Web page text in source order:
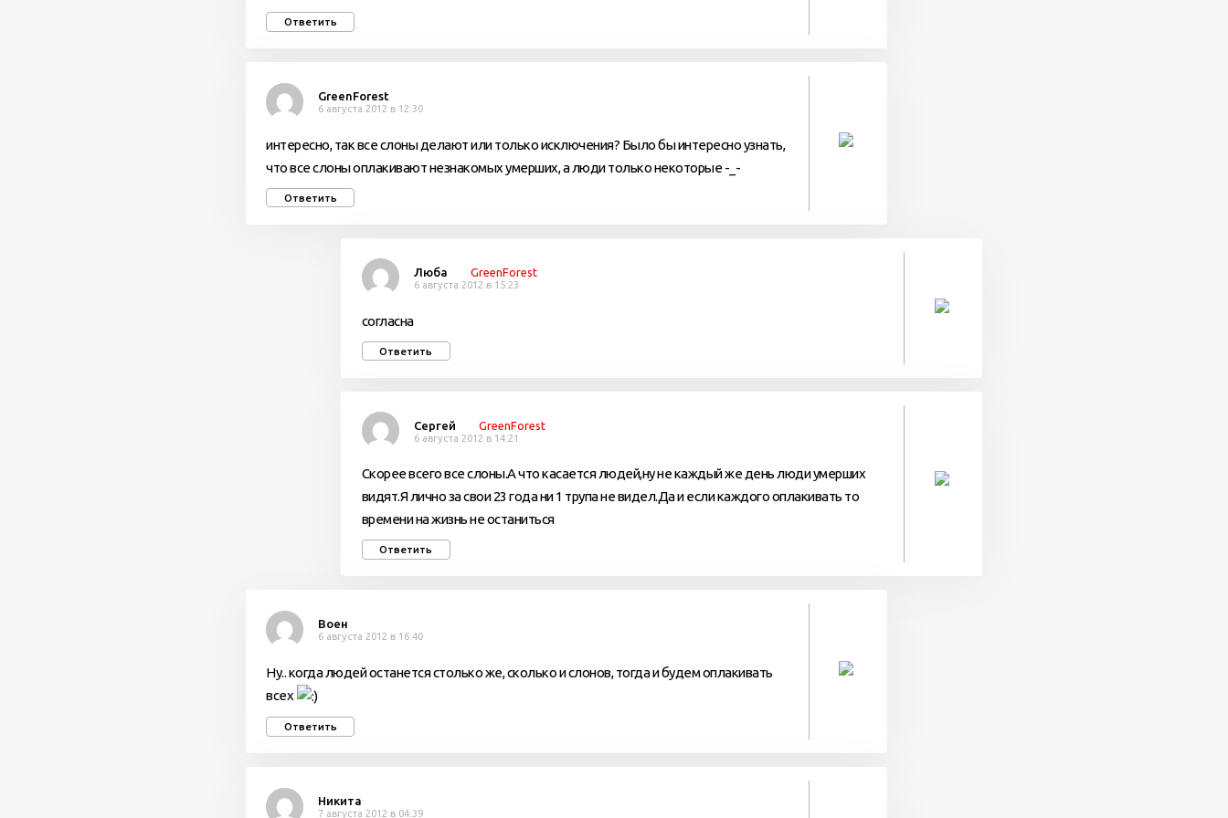
Ответить
GreenForest
6 августа 2012 в 12:30
интересно, так все слоны делают или только исключения? Было бы интересно узнать,
что все слоны оплакивают незнакомых умерших, а люди только некоторые -_-
Ответить
Люба GreenForest
6 августа 2012 в 15:23
согласна
Ответить
Сергей GreenForest
6 августа 2012 в 14:21
Скорее всего все слоны.А что касается людей,ну не каждый же день люди умерших
видят.Я лично за свои 23 года ни 1 трупа не видел.Да и если каждого оплакивать то
времени на жизнь не останиться
Ответить
Воен
6 августа 2012 в 16:40
Ну.. когда людей останется столько же, сколько и слонов, тогда и будем оплакивать
всех
Ответить
Никита
7 августа 2012 в 04:39